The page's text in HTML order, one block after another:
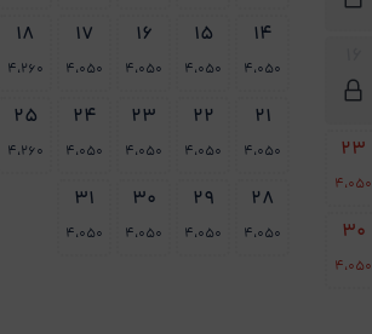
23
4،050
30
4،050
14
4،050
15
4،050
16
4،050
17
4،050
18
4،260
21
4،050
22
4،050
23
4،050
24
4،050
25
4،260
28
4،050
29
4،050
30
4،050
31
4،050